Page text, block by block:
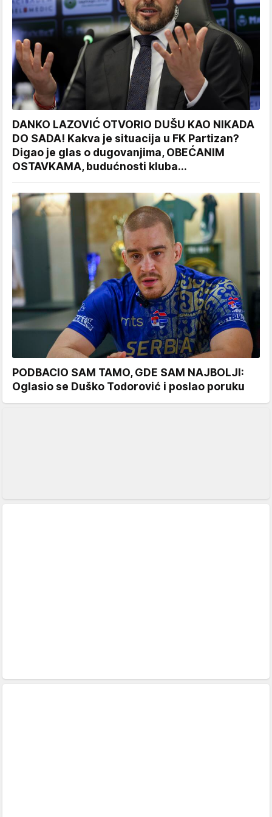
DANKO LAZOVIĆ OTVORIO DUŠU KAO NIKADA
DO SADA! Kakva je situacija u FK Partizan?
Digao je glas o dugovanjima, OBEĆANIM
OSTAVKAMA, budućnosti kluba...
PODBACIO SAM TAMO, GDE SAM NAJBOLJI:
Oglasio se Duško Todorović i poslao poruku